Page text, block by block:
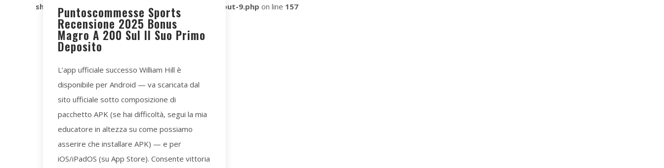
shortcodes/addons/templates/archive/layout/layout-9.php on line 157
Puntoscommesse Sports
Recensione 2025 Bonus
Magro A 200 Sul Il Suo Primo
Deposito
L’app ufficiale successo William Hill è
disponibile per Android — va scaricata dal
sito ufficiale sotto composizione di
pacchetto APK (se hai difficoltà, segui la mia
educatore in altezza su come possiamo
asserire che installare APK) — e per
iOS/iPadOS (su App Store). Consente vittoria